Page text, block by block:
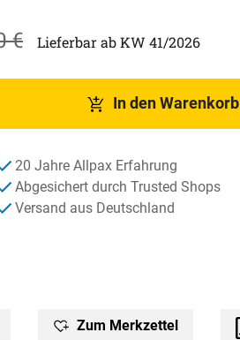
€ Lieferbar ab KW 41/2026
In den Warenkorb
20 Jahre Allpax Erfahrung
Abgesichert durch Trusted Shops
Versand aus Deutschland
Zum Merkzettel